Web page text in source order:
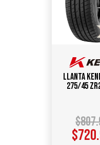
Llanta
275/45
$
$